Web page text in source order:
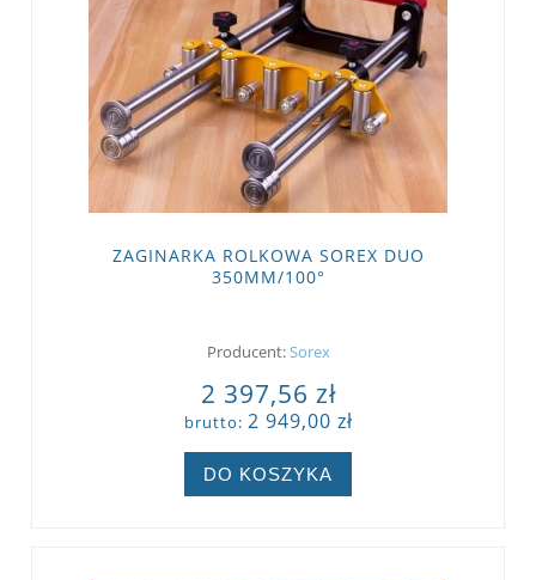
ZAGINARKA ROLKOWA SOREX DUO
350MM/100°
Producent:Sorex
2 397,56 zł
brutto: 2 949,00 zł
DO KOSZYKA